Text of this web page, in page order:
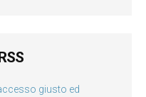
giusto ed